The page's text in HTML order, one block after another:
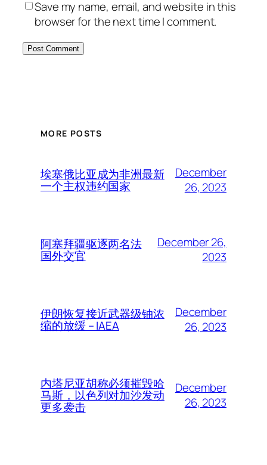
Save my name, email, and website in this
browser for the next time I comment.
MORE POSTS
埃塞俄比亚成为非洲最新
一个主权违约国家
December
26, 2023
阿塞拜疆驱逐两名法
国外交官
December 26,
2023
伊朗恢复接近武器级铀浓
缩的放缓 – IAEA
December
26, 2023
内塔尼亚胡称必须摧毁哈
马斯，以色列对加沙发动
更多袭击
December
26, 2023